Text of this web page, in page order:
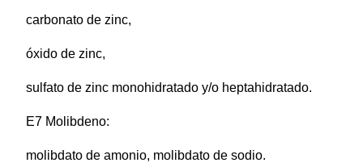
carbonato de zinc,
óxido de zinc,
sulfato de zinc monohidratado y/o heptahidratado.
E7 Molibdeno:
molibdato de amonio, molibdato de sodio.